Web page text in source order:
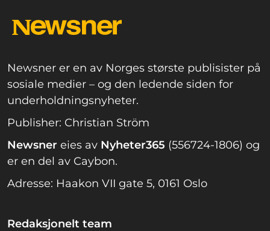
Newsner er en av Norges største publisister på
sosiale medier – og den ledende siden for
underholdningsnyheter.
Publisher: Christian Ström
Newsner eies av Nyheter365 (556724-1806) og
er en del av Caybon.
Adresse: Haakon VII gate 5, 0161 Oslo
Redaksjonelt team